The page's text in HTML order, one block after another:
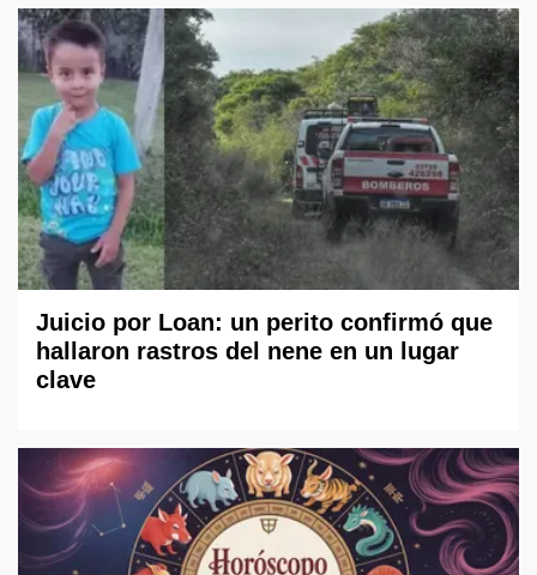
Juicio por Loan: un perito confirmó que
hallaron rastros del nene en un lugar
clave